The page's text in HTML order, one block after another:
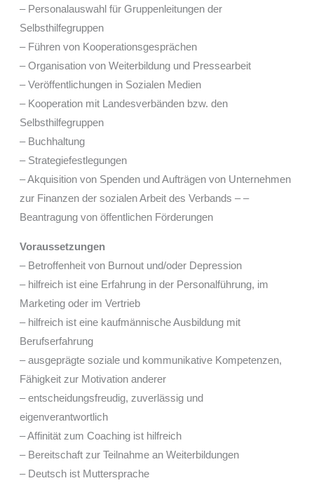
– Personalauswahl für Gruppenleitungen der
Selbsthilfegruppen
– Führen von Kooperationsgesprächen
– Organisation von Weiterbildung und Pressearbeit
– Veröffentlichungen in Sozialen Medien
– Kooperation mit Landesverbänden bzw. den
Selbsthilfegruppen
– Buchhaltung
– Strategiefestlegungen
– Akquisition von Spenden und Aufträgen von Unternehmen
zur Finanzen der sozialen Arbeit des Verbands – –
Beantragung von öffentlichen Förderungen
Voraussetzungen
– Betroffenheit von Burnout und/oder Depression
– hilfreich ist eine Erfahrung in der Personalführung, im
Marketing oder im Vertrieb
– hilfreich ist eine kaufmännische Ausbildung mit
Berufserfahrung
– ausgeprägte soziale und kommunikative Kompetenzen,
Fähigkeit zur Motivation anderer
– entscheidungsfreudig, zuverlässig und
eigenverantwortlich
– Affinität zum Coaching ist hilfreich
– Bereitschaft zur Teilnahme an Weiterbildungen
– Deutsch ist Muttersprache